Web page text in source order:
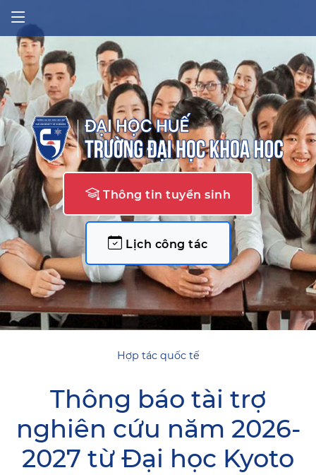
Thông tin tuyển sinh
Lịch công tác
Hợp tác quốc tế
Thông báo tài trợ
nghiên cứu năm 2026-
2027 từ Đại học Kyoto